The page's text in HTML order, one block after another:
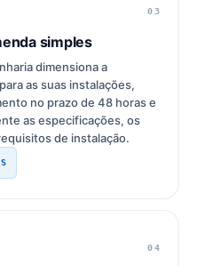
03
simples
dimensiona a
as suas instalações,
no prazo de 48 horas e
as especificações, os
de instalação.
04